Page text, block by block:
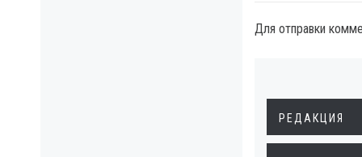
Для отправки
РЕДАКЦИЯ